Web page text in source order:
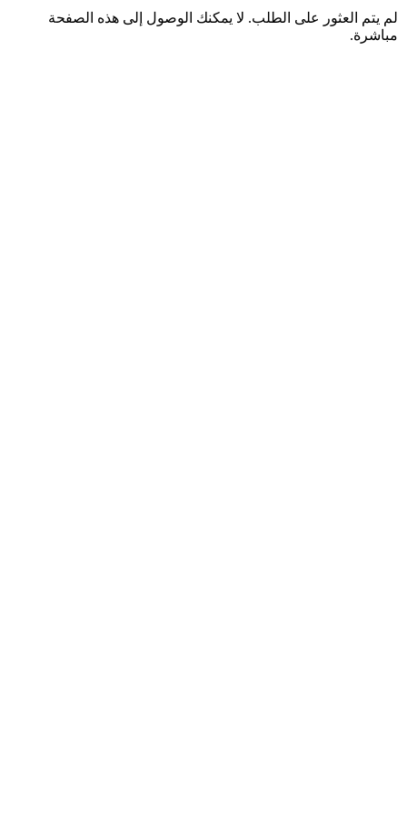
لم يتم العثور على الطلب. لا يمكنك الوصول إلى هذه الصفحة
مباشرة.